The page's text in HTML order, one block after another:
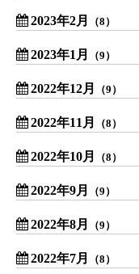
2023年2月 （8）
2023年1月 （9）
2022年12月 （9）
2022年11月 （8）
2022年10月 （8）
2022年9月 （9）
2022年8月 （9）
2022年7月 （8）